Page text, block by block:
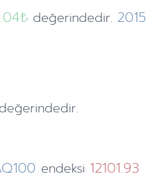
değerindedir. 2015
değerindedir.
endeksi 12101.93